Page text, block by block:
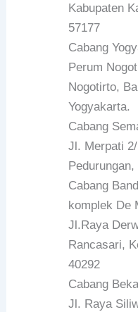
Kabupaten
57177
Cabang
Perum
Nogotirto,
Yogyakarta.
Cabang
Jl. Merpati
Cabang
komplek De
Jl.Raya
Rancasari,
40292
Cabang
Jl. Raya